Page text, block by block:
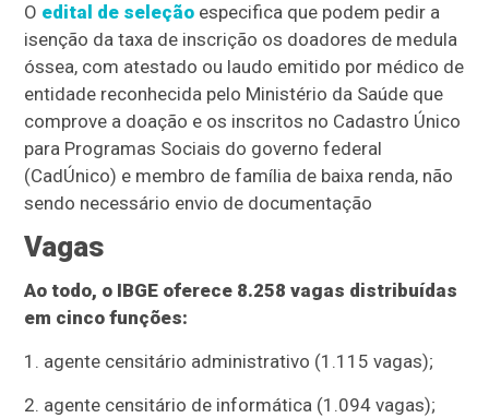
O edital de seleção especifica que podem pedir a
isenção da taxa de inscrição os doadores de medula
óssea, com atestado ou laudo emitido por médico de
entidade reconhecida pelo Ministério da Saúde que
comprove a doação e os inscritos no Cadastro Único
para Programas Sociais do governo federal
(CadÚnico) e membro de família de baixa renda, não
sendo necessário envio de documentação
Vagas
Ao todo, o IBGE oferece 8.258 vagas distribuídas
em cinco funções:
1. agente censitário administrativo (1.115 vagas);
2. agente censitário de informática (1.094 vagas);